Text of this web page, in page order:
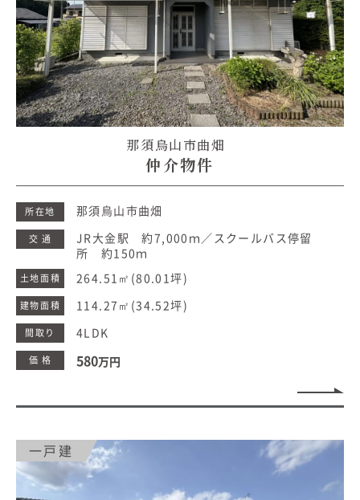
資料請求
お問い合わせ
お電話での
お問い合わ
0120-37-
1806
那須烏山市曲畑
仲介物件
所在地 那須烏山市曲畑
交 通
JR大金駅 約7,000ｍ／スクールバス停留
所 約150ｍ
土地面積 264.51㎡ (80.01坪)
建物面積 114.27㎡ (34.52坪)
間取り 4LDK
価 格 580万円
一戸建